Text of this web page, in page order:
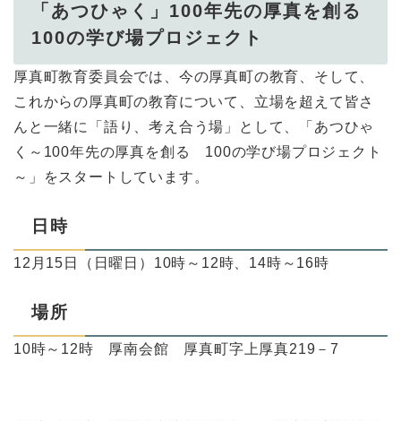
「あつひゃく」100年先の厚真を創る
100の学び場プロジェクト
厚真町教育委員会では、今の厚真町の教育、そして、
これからの厚真町の教育について、立場を超えて皆さ
んと一緒に「語り、考え合う場」として、「あつひゃ
く～100年先の厚真を創る 100の学び場プロジェクト
～」をスタートしています。
日時
12月15日（日曜日）10時～12時、14時～16時
場所
10時～12時 厚南会館 厚真町字上厚真219－7